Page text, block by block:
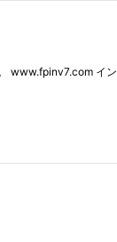
www.fpinv7.com イ